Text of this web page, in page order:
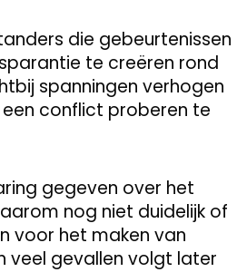
die gebeurtenissen
te creëren rond
spanningen verhogen
conflict proberen te
gegeven over het
nog niet duidelijk of
voor het maken van
veel gevallen volgt later